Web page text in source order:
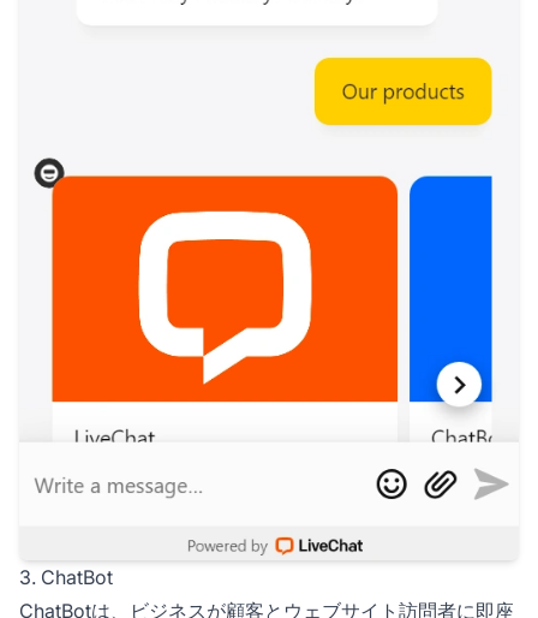
3. ChatBot
ChatBotは、ビジネスが顧客とウェブサイト訪問者に即座